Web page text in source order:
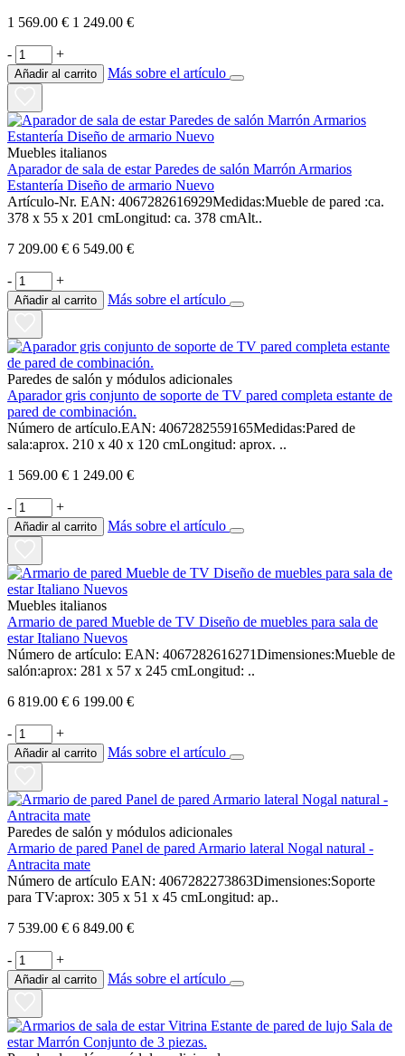
1 569.00 € 1 249.00 €
- +
Añadir al carrito Más sobre el artículo
Muebles italianos
Aparador de sala de estar Paredes de salón Marrón Armarios
Estantería Diseño de armario Nuevo
Artículo-Nr. EAN: 4067282616929Medidas:Mueble de pared :ca.
378 x 55 x 201 cmLongitud: ca. 378 cmAlt..
7 209.00 € 6 549.00 €
- +
Añadir al carrito Más sobre el artículo
Paredes de salón y módulos adicionales
Aparador gris conjunto de soporte de TV pared completa estante de
pared de combinación.
Número de artículo.EAN: 4067282559165Medidas:Pared de
sala:aprox. 210 x 40 x 120 cmLongitud: aprox. ..
1 569.00 € 1 249.00 €
- +
Añadir al carrito Más sobre el artículo
Muebles italianos
Armario de pared Mueble de TV Diseño de muebles para sala de
estar Italiano Nuevos
Número de artículo: EAN: 4067282616271Dimensiones:Mueble de
salón:aprox: 281 x 57 x 245 cmLongitud: ..
6 819.00 € 6 199.00 €
- +
Añadir al carrito Más sobre el artículo
Paredes de salón y módulos adicionales
Armario de pared Panel de pared Armario lateral Nogal natural -
Antracita mate
Número de artículo EAN: 4067282273863Dimensiones:Soporte
para TV:aprox: 305 x 51 x 45 cmLongitud: ap..
7 539.00 € 6 849.00 €
- +
Añadir al carrito Más sobre el artículo